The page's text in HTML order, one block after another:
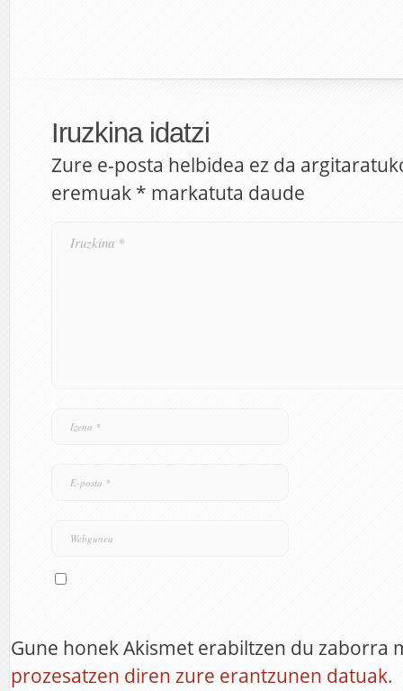
Iruzkina idatzi
Zure e-posta helbidea ez da
eremuak * markatuta daude
Gune honek Akismet erabiltzen du zaborra
prozesatzen diren zure erantzunen datuak.